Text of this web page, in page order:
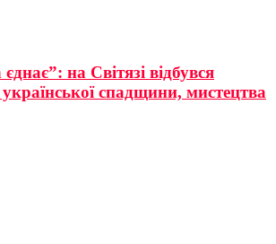
на Світязі відбувся
спадщини, мистецтва